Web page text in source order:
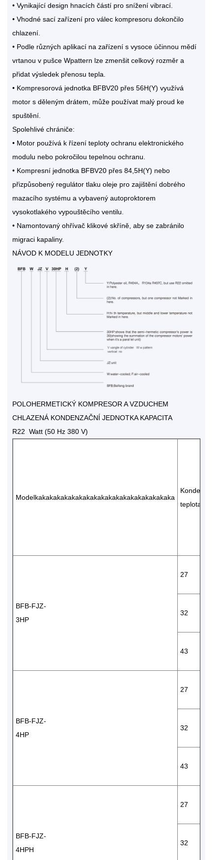
• Vynikající design hnacích částí pro snížení vibrací.
• Vhodné sací zařízení pro válec kompresoru dokončilo
chlazení.
• Podle různých aplikací na zařízení s vysoce účinnou mědí
vrtanou v pušce Wpattern lze zmenšit celkový rozměr a
přidat výsledek přenosu tepla.
• Kompresorová jednotka BFBV20 přes 56H(Y) využívá
motor s děleným drátem, může používat malý proud ke
spuštění.
Spolehlivé chrániče:
• Motor používá k řízení teploty ochranu elektronického
modulu nebo pokročilou tepelnou ochranu.
• Kompresní jednotka BFBV20 přes 84,5H(Y) nebo
přizpůsobený regulátor tlaku oleje pro zajištění dobrého
mazacího systému a vybavený autoproktorem
vysokotlakého vypouštěcího ventilu.
• Namontovaný ohřívač klikové skříně, aby se zabránilo
migraci kapaliny.
NÁVOD K MODELU JEDNOTKY
POLOHERMETICKÝ KOMPRESOR A VZDUCHEM
CHLAZENÁ KONDENZAČNÍ JEDNOTKA KAPACITA
R22 Watt (50 Hz 380 V)
Modelkakakakakakakakakakakakakakakakakakaka
teplota (℃)
BFB-FJZ-
3HP
27
32
43
BFB-FJZ-
4HP
27
32
43
BFB-FJZ-
4HPH
27
32